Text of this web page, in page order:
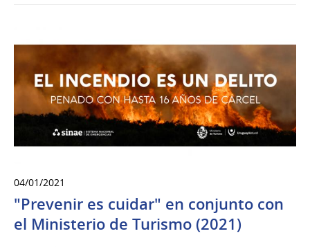
04/01/2021
"Prevenir es cuidar" en conjunto con
el Ministerio de Turismo (2021)